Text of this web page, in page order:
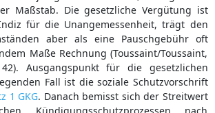
Maßstab. Die gesetzliche Vergütung ist
für die Unangemessenheit, trägt den
aber als eine Pauschgebühr oft
Maße Rechnung (Toussaint/Toussaint,
Ausgangspunkt für die gesetzlichen
Fall ist die soziale Schutzvorschrift
1 GKG. Danach bemisst sich der Streitwert
Kündigungsschutzprozessen nach